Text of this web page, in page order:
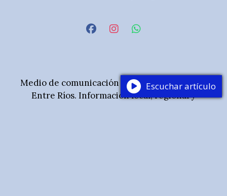
Medio de comunicación digital de Concordia,
Entre Ríos. Información local, regional y
Escuchar artículo